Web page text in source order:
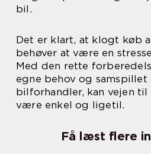
bil.
Det er klart, at klogt køb
behøver at være en
Med den rette
egne behov og samspillet
bilforhandler, kan vejen
være enkel og ligetil.
Få læst flere